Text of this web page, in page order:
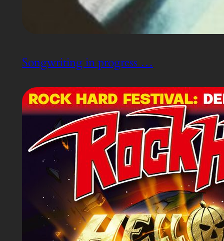
Songwriting in progress …